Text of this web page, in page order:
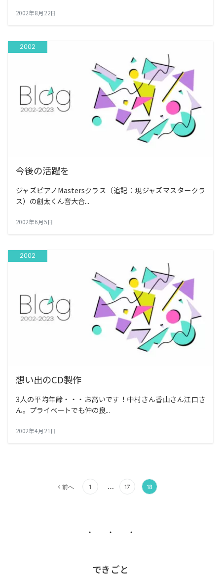
2002年8月22日
2002
今後の活躍を
ジャズピアノMastersクラス（追記：現ジャズマスタークラ
ス）の創太くん音大合...
2002年6月5日
2002
想い出のCD製作
3人の平均年齢・・・お高いです！中村さん香山さん江口さ
ん。プライベートでも仲の良...
2002年4月21日
前へ 1 … 17 18
・ ・ ・
できごと